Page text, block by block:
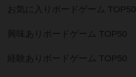
お気に入りボードゲーム TOP50
興味ありボードゲーム TOP50
経験ありボードゲーム TOP50